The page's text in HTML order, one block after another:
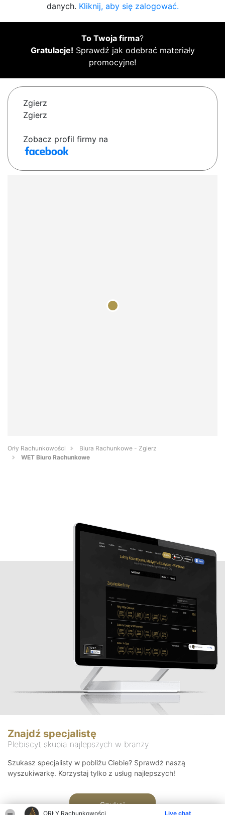
ORŁY Rachunkowości Live chat
danych. Kliknij, aby się zalogować.
To Twoja firma?
Gratulacje! Sprawdź jak odebrać materiały
promocyjne!
Zgierz
Zgierz
Zobacz profil firmy na
Orły Rachunkowości
Biura Rachunkowe - Zgierz
WET Biuro Rachunkowe
Znajdź specjalistę
Plebiscyt skupia najlepszych w branży
Szukasz specjalisty w pobliżu Ciebie? Sprawdź naszą
wyszukiwarkę. Korzystaj tylko z usług najlepszych!
Szukaj